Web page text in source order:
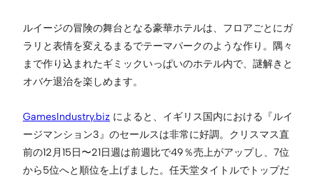
ルイージの冒険の舞台となる豪華ホテルは、フロアごとにガ
ラリと表情を変えるまるでテーマパークのような作り。隅々
まで作り込まれたギミックいっぱいのホテル内で、謎解きと
オバケ退治を楽しめます。
GamesIndustry.biz によると、イギリス国内における『ルイ
ージマンション3』のセールスは非常に好調。クリスマス直
前の12月15日〜21日週は前週比で49％売上がアップし、7位
から5位へと順位を上げました。任天堂タイトルでトップだ